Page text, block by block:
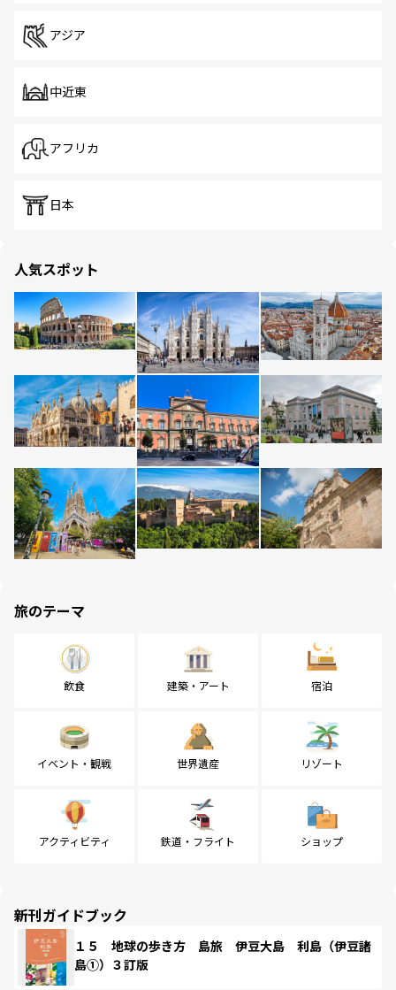
アジア
中近東
アフリカ
日本
人気スポット
旅のテーマ
飲食 建築・アート 宿泊
イベント・観戦 世界遺産 リゾート
アクティビティ 鉄道・フライト ショップ
新刊ガイドブック
１５ 地球の歩き方 島旅 伊豆大島 利島（伊豆諸
島①）３訂版